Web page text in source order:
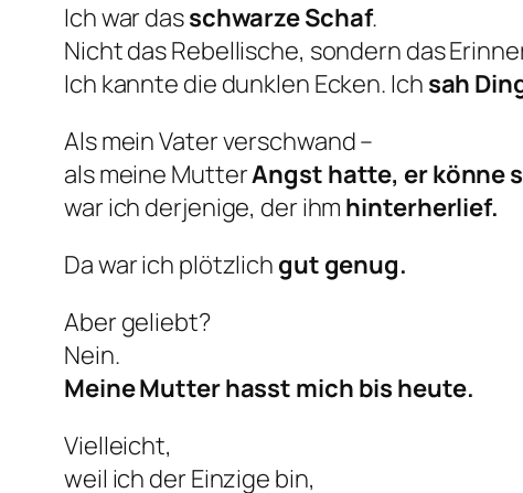
Ich war dasschwarze Schaf.
Nicht das Rebellische, sondern das
Ich kannte die dunklen Ecken. Ich sah
Als mein Vater verschwand –
als meine MutterAngst hatte, er könne
war ich derjenige, der ihm hinterherlief.
Da war ich plötzlich gut genug.
Aber geliebt?
Nein.
Meine Mutter hasst mich bis heute.
Vielleicht,
weil ich der Einzige bin,